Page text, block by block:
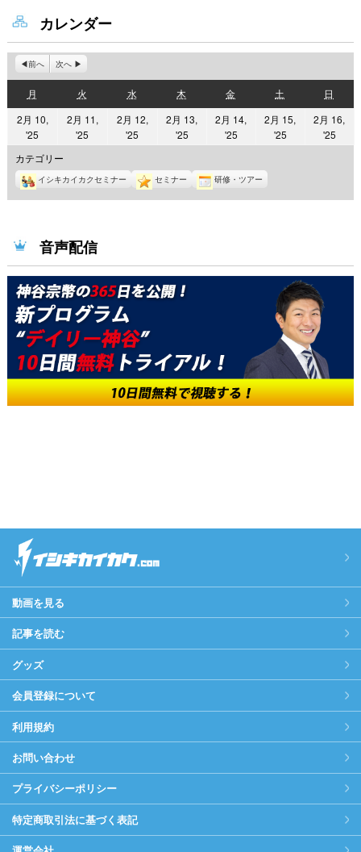
カレンダー
前へ 次へ
月
曜
日
火
曜
日
水水
曜
日
木
曜
日
金金
曜
日
土
曜
日
日
曜
日
2月 10,
'25
年
2
月
10
2月 11,
'25
2
月
11
2月 12,
'25
2
月
12
2月 13,
'252025
2
月
13
2月 14,
'252025
2
月
14
2月 15,
'252025
15
2月 16,
'252025
16
カテゴリー
イシキカイカクセミナー セミナー 研修・ツアー
音声配信
動画を見る
記事を読む
グッズ
会員登録について
利用規約
お問い合わせ
プライバシーポリシー
特定商取引法に基づく表記